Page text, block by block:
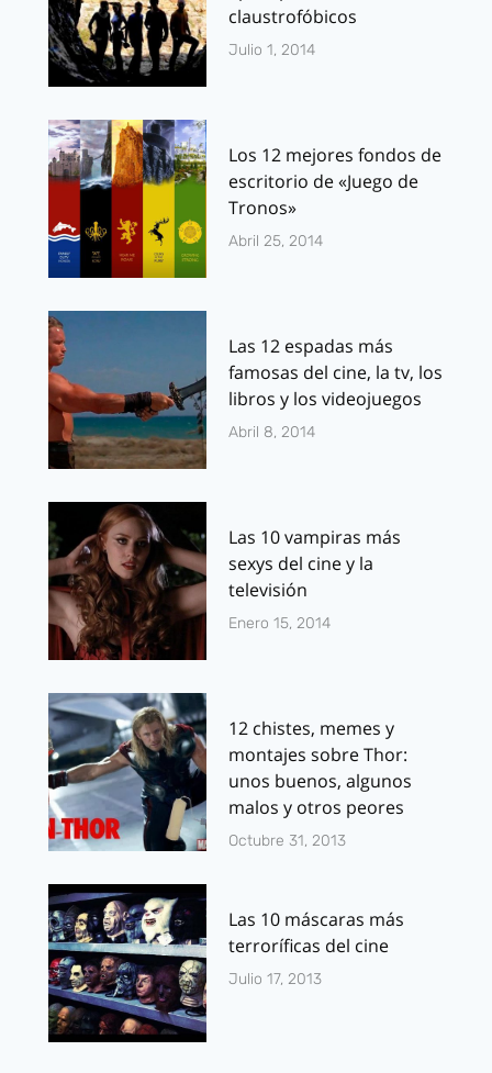
claustrofóbicos
Julio 1, 2014
Los 12 mejores fondos de
escritorio de «Juego de
Tronos»
Abril 25, 2014
Las 12 espadas más
famosas del cine, la tv, los
libros y los videojuegos
Abril 8, 2014
Las 10 vampiras más
sexys del cine y la
televisión
Enero 15, 2014
12 chistes, memes y
montajes sobre Thor:
unos buenos, algunos
malos y otros peores
Octubre 31, 2013
Las 10 máscaras más
terroríficas del cine
Julio 17, 2013